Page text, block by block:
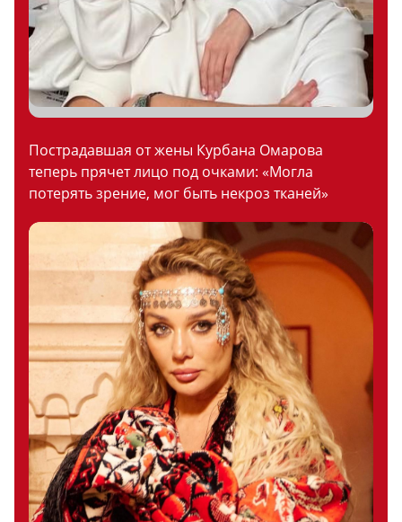
Пострадавшая от жены Курбана Омарова
теперь прячет лицо под очками: «Могла
потерять зрение, мог быть некроз тканей»